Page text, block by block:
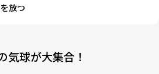
放つ
気球が大集合！